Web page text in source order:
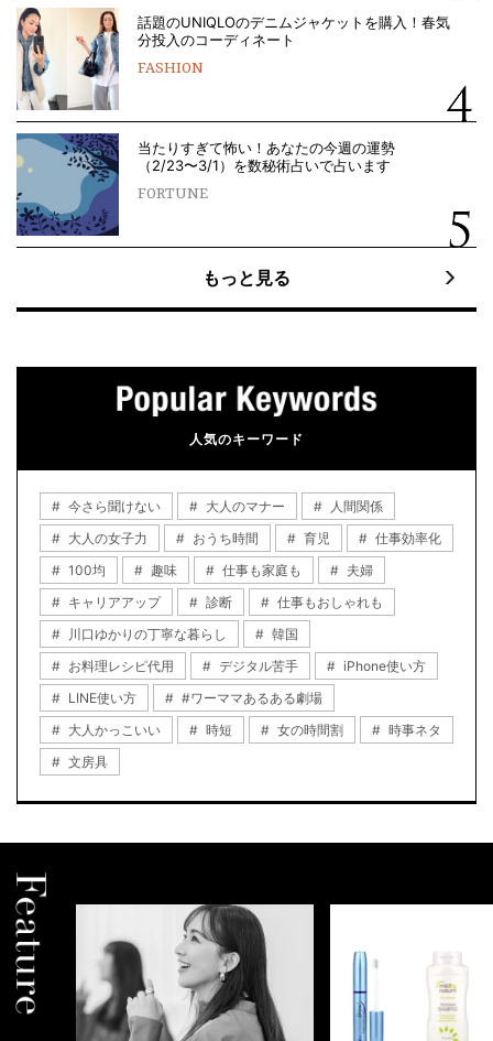
話題のUNIQLOのデニムジャケットを購入！春気
分投入のコーディネート
FASHION
当たりすぎて怖い！あなたの今週の運勢
（2/23〜3/1）を数秘術占いで占います
FORTUNE
もっと見る
人気のキーワード
今さら聞けない 大人のマナー
人間関係
大人の女子力
おうち時間 育児
仕事効率化
100均
趣味 仕事も家庭も
夫婦
キャリアアップ
診断
仕事もおしゃれも
川口ゆかりの丁寧な暮らし
韓国
お料理レシピ代用
デジタル苦手
iPhone使い方
LINE使い方
#ワーママあるある劇場
大人かっこいい
時短 女の時間割
時事ネタ
文房具